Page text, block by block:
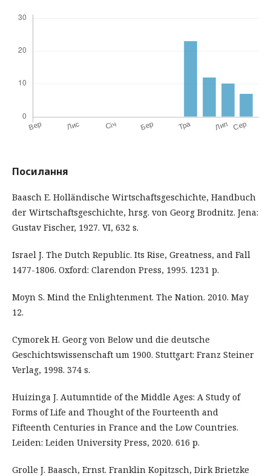
Посилання
Baasch E. Holländische Wirtschaftsgeschichte, Handbuch
der Wirtschaftsgeschichte, hrsg. von Georg Brodnitz. Jena:
Gustav Fischer, 1927. VI, 632 s.
Israel J. The Dutch Republic. Its Rise, Greatness, and Fall
1477-1806. Oxford: Clarendon Press, 1995. 1231 p.
Moyn S. Mind the Enlightenment. The Nation. 2010. May
12.
Cymorek H. Georg von Below und die deutsche
Geschichtswissenschaft um 1900. Stuttgart: Franz Steiner
Verlag, 1998. 374 s.
Huizinga J. Autumntide of the Middle Ages: A Study of
Forms of Life and Thought of the Fourteenth and
Fifteenth Centuries in France and the Low Countries.
Leiden: Leiden University Press, 2020. 616 р.
Grolle J. Baasch, Ernst. Franklin Kopitzsch, Dirk Brietzke